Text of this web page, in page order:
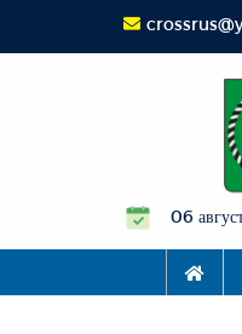
06